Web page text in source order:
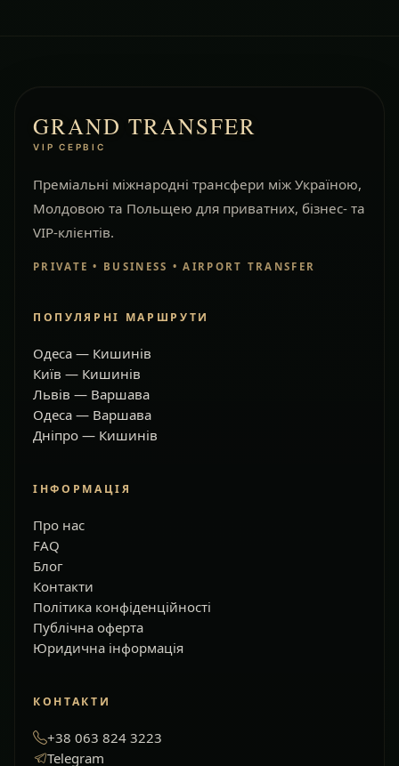
GRAND TRANSFER
VIP СЕРВІС
Преміальні міжнародні трансфери між Україною,
Молдовою та Польщею для приватних, бізнес- та
VIP-клієнтів.
PRIVATE • BUSINESS • AIRPORT TRANSFER
ПОПУЛЯРНІ МАРШРУТИ
Одеса — Кишинів
Київ — Кишинів
Львів — Варшава
Одеса — Варшава
Дніпро — Кишинів
ІНФОРМАЦІЯ
Про нас
FAQ
Блог
Контакти
Політика конфіденційності
Публічна оферта
Юридична інформація
КОНТАКТИ
+38 063 824 3223
Telegram